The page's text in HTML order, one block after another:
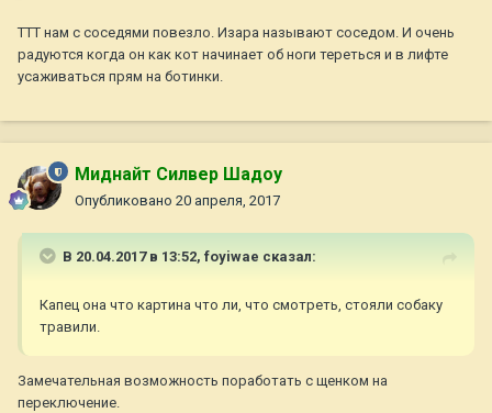
ТТТ нам с соседями повезло. Изара называют соседом. И очень
радуются когда он как кот начинает об ноги тереться и в лифте
усаживаться прям на ботинки.
Миднайт Силвер Шадоу
Опубликовано 20 апреля, 2017
В 20.04.2017 в 13:52, foyiwae сказал:
Капец она что картина что ли, что смотреть, стояли собаку
травили.
Замечательная возможность поработать с щенком на
переключение.